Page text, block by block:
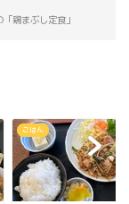
「鶏まぶし定食」
ごはん